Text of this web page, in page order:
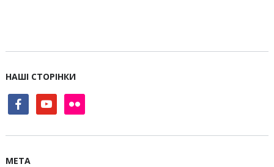
НАШІ СТОРІНКИ
facebookyoutube flickr
МЕТА